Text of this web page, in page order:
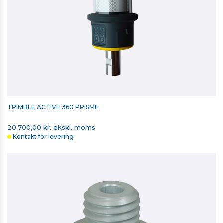
SECO STOKKESPIDS
43,00 kr. ekskl. moms
TRIMBLE ACTIVE 360 PRISME
20.700,00 kr. ekskl. moms
Kontakt for levering